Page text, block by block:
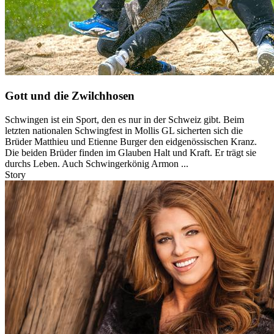
Gott und die Zwilchhosen
Schwingen ist ein Sport, den es nur in der Schweiz gibt. Beim
letzten nationalen Schwingfest in Mollis GL sicherten sich die
Brüder Matthieu und Etienne Burger den eidgenössischen Kranz.
Die beiden Brüder finden im Glauben Halt und Kraft. Er trägt sie
durchs Leben. Auch Schwingerkönig Armon ...
Story